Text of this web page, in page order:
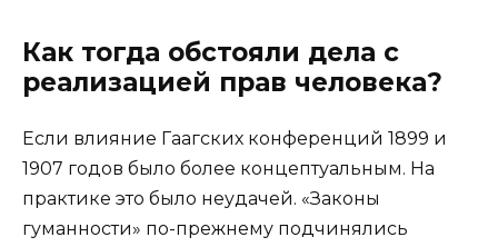
Как тогда обстояли дела с
реализацией прав человека?
Если влияние Гаагских конференций 1899 и
1907 годов было более концептуальным. На
практике это было неудачей. «Законы
гуманности» по-прежнему подчинялись